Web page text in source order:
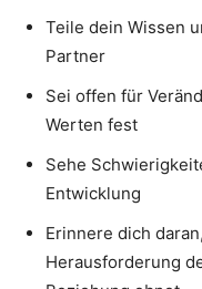
Teile dein Wissen
Partner
Sei offen für
Werten fest
Sehe
Entwicklung
Erinnere dich
Herausforderung